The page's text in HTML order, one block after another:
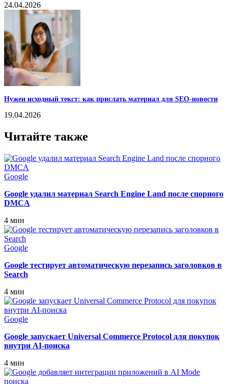
24.04.2026
Нужен исходный текст: как прислать материал для SEO-новости
19.04.2026
Читайте также
Google
Google удалил материал Search Engine Land после спорного
DMCA
4 мин
Google
Google тестирует автоматическую перезапись заголовков в
Search
4 мин
Google
Google запускает Universal Commerce Protocol для покупок
внутри AI-поиска
4 мин